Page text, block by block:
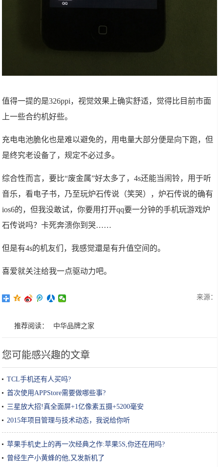
值得一提的是326ppi，视觉效果上确实舒适，觉得比目前市面
上一些合约机好些。
充电电池脆化也是难以避免的，用电量大部分便是向下跑，但
是终究老设备了，规定不必过多。
综合性而言，要比“废金属”好太多了，4s还能当闹铃，用于听
音乐，看电子书，乃至玩炉石传说（笑哭），炉石传说的确有
ios6的，但我没敢试，你要用打开qq要一分钟的手机玩游戏炉
石传说吗？卡死奔溃你到哭……
但是有4s的机友们，我感觉還是有升值空间的。
喜爱就关注给我一点驱动力吧。
来源：
推荐阅读： 中华品牌之家
您可能感兴趣的文章
TCL手机还有人买吗?
首次使用APPStore需要做哪些事?
三星放大招!真全面屏+1亿像素五摄+5200毫安
2015年项目管理与技术动态，我说给你听
苹果手机史上的再一次经典之作:苹果5S,你还在用吗?
曾经生产小黄蜂的他,又发新机了